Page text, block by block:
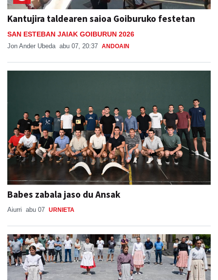
Kantujira taldearen saioa Goiburuko festetan
SAN ESTEBAN JAIAK GOIBURUN 2026
Jon Ander Ubeda abu 07, 20:37 ANDOAIN
Babes zabala jaso du Ansak
Aiurri abu 07 URNIETA